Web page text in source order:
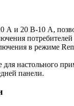
А и 20 В-10 А,
в режиме
для настольного
панели.